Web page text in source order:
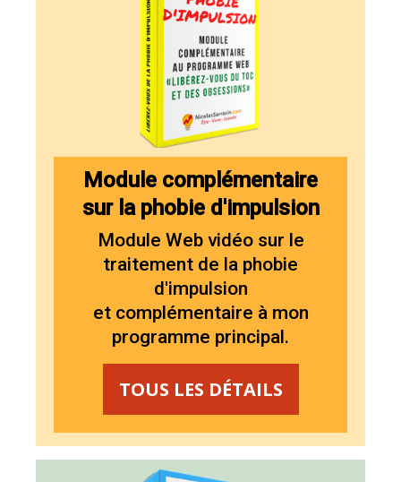
Module complémentaire
sur la phobie d'impulsion
Module Web vidéo sur le
traitement de la phobie
d'impulsion
et complémentaire à mon
programme principal.
TOUS LES DÉTAILS